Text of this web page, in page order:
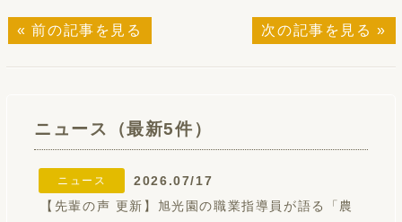
« 前の記事を見る 次の記事を見る »
ニュース（最新5件）
ニュース
2026.07/17
【先輩の声 更新】旭光園の職業指導員が語る「農